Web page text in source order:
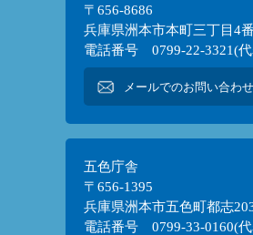
〒656-8686
兵庫県洲本市本町三丁目4
電話番号 0799-22-3321(
メールでのお問い合わ
五色庁舎
〒656-1395
兵庫県洲本市五色町都志
電話番号 0799-33-0160(